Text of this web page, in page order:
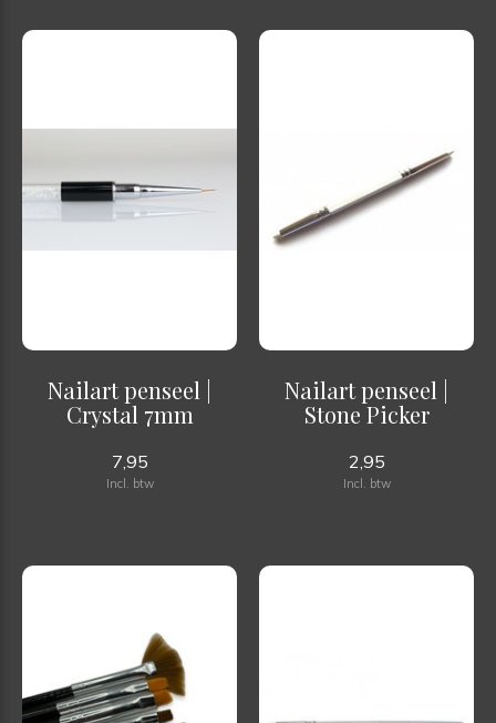
Nailart penseel |
Crystal 7mm
7,95
Incl. btw
Nailart penseel |
Stone Picker
2,95
Incl. btw